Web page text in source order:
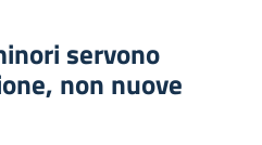
servono
non nuove